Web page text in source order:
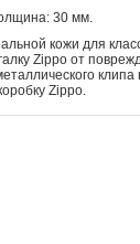
30 мм.
кожи для
Zippo от
Zippo.